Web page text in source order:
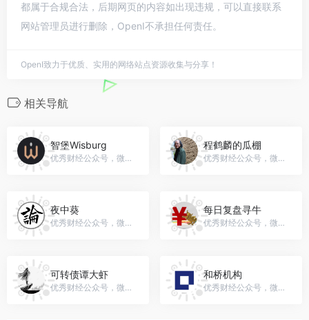
都属于合规合法，后期网页的内容如出现违规，可以直接联系
网站管理员进行删除，OpenI不承担任何责任。
OpenI致力于优质、实用的网络站点资源收集与分享！
相关导航
智堡Wisburg
优秀财经公众号，微信号：zhi666bao
程鹤麟的瓜棚
优秀财经公众号，微信号：chlguagua
夜中葵
优秀财经公众号，微信号：gh_0fd65c3da395
每日复盘寻牛
优秀财经公众号，微信号：sjwx2028
可转债谭大虾
优秀财经公众号，微信号：gh_713409217f39
和桥机构
优秀财经公众号，微信号：heqiaogroup